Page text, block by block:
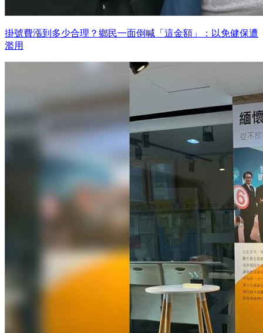
掛號費漲到多少合理？鄉民一面倒喊「這金額」：以免健保遭
濫用